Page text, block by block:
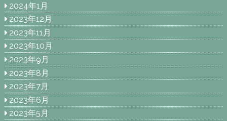
2024年1月
2023年12月
2023年11月
2023年10月
2023年9月
2023年8月
2023年7月
2023年6月
2023年5月